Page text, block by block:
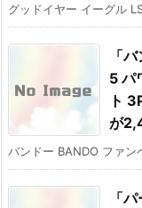
グッドイヤー イーグル
「
5 パ
ト
が
バンドー BANDO ファ
「